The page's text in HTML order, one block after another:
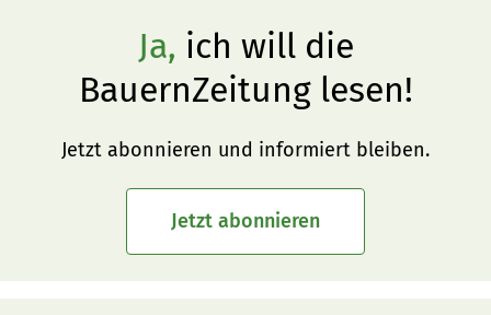
Ja, ich will die
BauernZeitung lesen!
Jetzt abonnieren und informiert bleiben.
Jetzt abonnieren